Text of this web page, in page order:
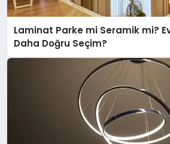
Laminat Parke mi Seramik mi?
Daha Doğru Seçim?